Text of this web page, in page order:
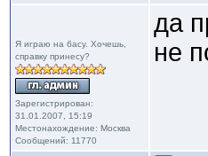
Я играю на басу. Хочешь,
справку принесу?
Зарегистрирован:
31.01.2007, 15:19
Местонахождение: Москва
Сообщений: 11770
да
не